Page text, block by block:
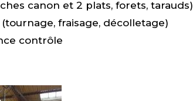
canon et 2 plats, forets, tarauds)
(tournage, fraisage, décolletage)
contrôle